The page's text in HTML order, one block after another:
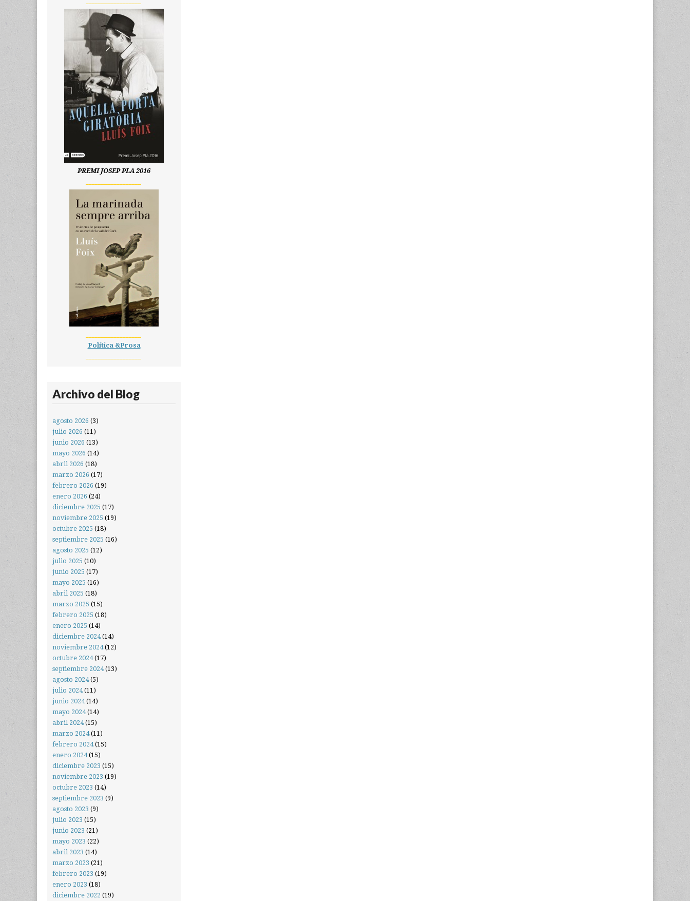
PREMI JOSEP PLA 2016
Política &Prosa
Archivo del Blog
agosto 2026 (3)
julio 2026 (11)
junio 2026 (13)
mayo 2026 (14)
abril 2026 (18)
marzo 2026 (17)
febrero 2026 (19)
enero 2026 (24)
diciembre 2025 (17)
noviembre 2025 (19)
octubre 2025 (18)
septiembre 2025 (16)
agosto 2025 (12)
julio 2025 (10)
junio 2025 (17)
mayo 2025 (16)
abril 2025 (18)
marzo 2025 (15)
febrero 2025 (18)
enero 2025 (14)
diciembre 2024(14)
noviembre 2024(12)
octubre 2024(17)
septiembre 2024(13)
agosto 2024(5)
julio 2024(11)
junio 2024(14)
mayo 2024(14)
abril 2024(15)
marzo 2024(11)
febrero 2024(15)
enero 2024(15)
diciembre 2023 (15)
noviembre 2023 (19)
octubre 2023 (14)
septiembre 2023 (9)
agosto 2023 (9)
julio 2023 (15)
junio 2023 (21)
mayo 2023 (22)
abril 2023 (14)
marzo 2023 (21)
febrero 2023 (19)
enero 2023 (18)
diciembre 2022 (19)